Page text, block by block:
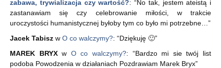
zabawa, trywializacja czy wartość?: “No tak, jestem ateistą i
zastanawiam się czy celebrowanie miłości, w trakcie
uroczystości humanistycznej byłoby tym co było mi potrzebne… ”
Jacek Tabisz w O co walczymy?: “Dziękuję 🙂”
MAREK BRYXw O co walczymy?: “Bardzo mi sie twój list
podoba Powodzenia w działaniach Pozdrawiam Marek Bryx”